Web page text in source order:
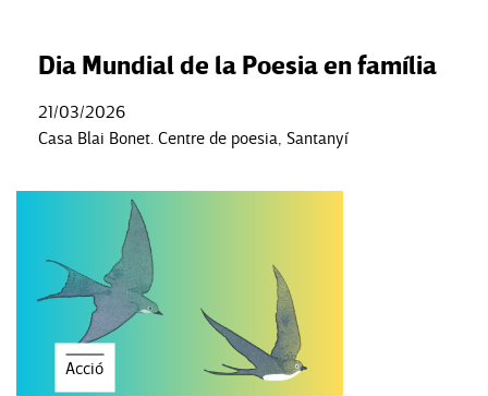
Dia Mundial de la Poesia en família
21/03/2026
Casa Blai Bonet. Centre de poesia, Santanyí
Acció